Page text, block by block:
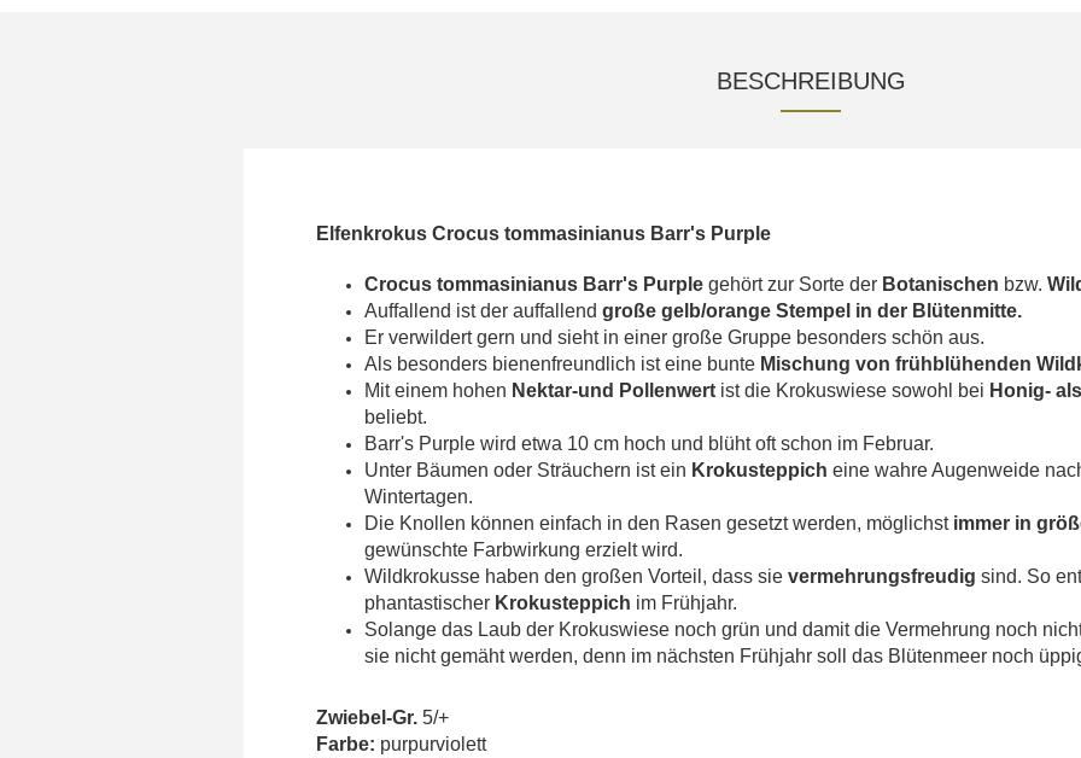
BESCHREIBUNG
Elfenkrokus Crocus tommasinianus Barr's Purple
Crocus tommasinianus Barr's Purple gehört zur Sorte der Botanischen bzw.
Auffallend ist der auffallend große gelb/orange Stempel in der Blütenmitte.
Er verwildert gern und sieht in einer große Gruppe besonders schön aus.
Als besonders bienenfreundlich ist eine bunte Mischung von frühblühenden
Mit einem hohen Nektar-und Pollenwert ist die Krokuswiese sowohl bei Honig-
beliebt.
Barr's Purple wird etwa 10 cm hoch und blüht oft schon im Februar.
Unter Bäumen oder Sträuchern ist ein Krokusteppich eine wahre Augenweide
Wintertagen.
Die Knollen können einfach in den Rasen gesetzt werden, möglichst immer in
gewünschte Farbwirkung erzielt wird.
Wildkrokusse haben den großen Vorteil, dass sie vermehrungsfreudig sind. So
phantastischer Krokusteppich im Frühjahr.
Solange das Laub der Krokuswiese noch grün und damit die Vermehrung noch
sie nicht gemäht werden, denn im nächsten Frühjahr soll das Blütenmeer noch
Zwiebel-Gr. 5/+
Farbe: purpurviolett